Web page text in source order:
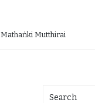
Mutthirai
Search